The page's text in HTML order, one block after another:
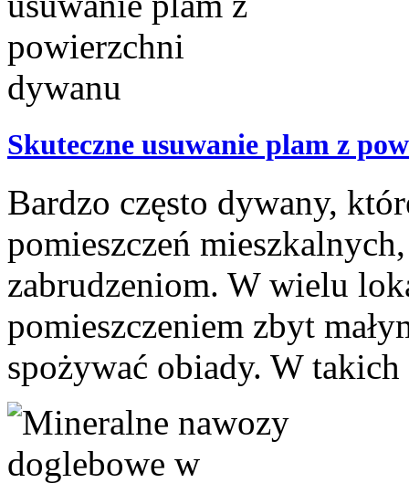
Skuteczne usuwanie plam z
Bardzo często dywany,
pomieszczeń
zabrudzeniom. W wielu
pomieszczeniem zbyt
spożywać obiady. W